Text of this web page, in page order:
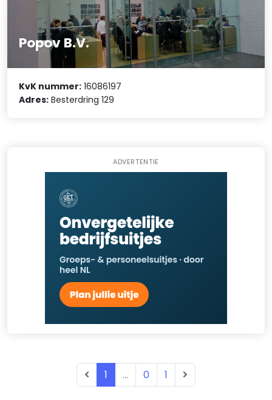
Popov B.V.
KvK nummer: 16086197
Adres: Besterdring 129
ADVERTENTIE
1 ... 0 1